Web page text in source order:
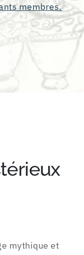
membres.
mythique et